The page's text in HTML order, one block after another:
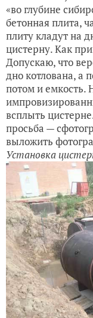
«во глубине
бетонная плита,
плиту кладут на
цистерну. Как
Допускаю, что
дно котлована, а
потом и емкость.
всплыть
просьба —
выложить
Установка